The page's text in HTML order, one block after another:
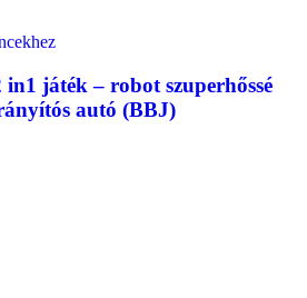
játék – robot szuperhőssé
autó (BBJ)